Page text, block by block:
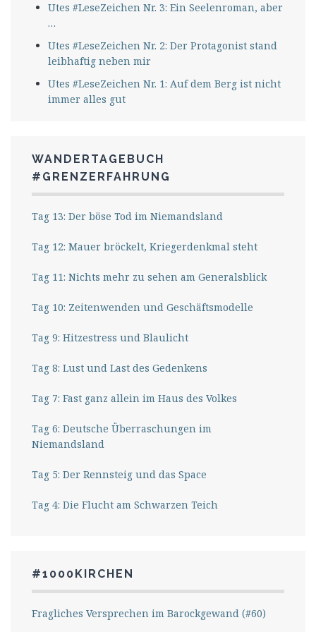
Utes #LeseZeichen Nr. 3: Ein Seelenroman, aber
…
Utes #LeseZeichen Nr. 2: Der Protagonist stand
leibhaftig neben mir
Utes #LeseZeichen Nr. 1: Auf dem Berg ist nicht
immer alles gut
WANDERTAGEBUCH
#GRENZERFAHRUNG
Tag 13: Der böse Tod im Niemandsland
Tag 12: Mauer bröckelt, Kriegerdenkmal steht
Tag 11: Nichts mehr zu sehen am Generalsblick
Tag 10: Zeitenwenden und Geschäftsmodelle
Tag 9: Hitzestress und Blaulicht
Tag 8: Lust und Last des Gedenkens
Tag 7: Fast ganz allein im Haus des Volkes
Tag 6: Deutsche Überraschungen im
Niemandsland
Tag 5: Der Rennsteig und das Space
Tag 4: Die Flucht am Schwarzen Teich
#1000KIRCHEN
Fragliches Versprechen im Barockgewand (#60)